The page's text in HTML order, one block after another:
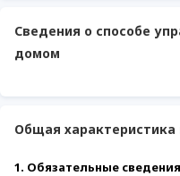
Сведения о способе
домом
Общая
1. Обязательные сведения